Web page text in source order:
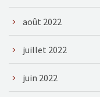
août 2022
juillet 2022
juin 2022